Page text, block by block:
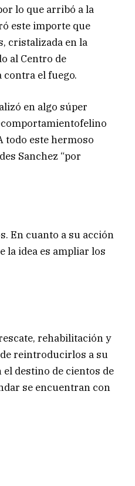
lo que arribó a la
este importe que
cristalizada en la
al Centro de
el fuego.
en algo súper
todo este hermoso
Sanchez “por
En cuanto a su acción
la idea es ampliar los
rehabilitación y
reintroducirlos a su
el destino de cientos de
se encuentran con